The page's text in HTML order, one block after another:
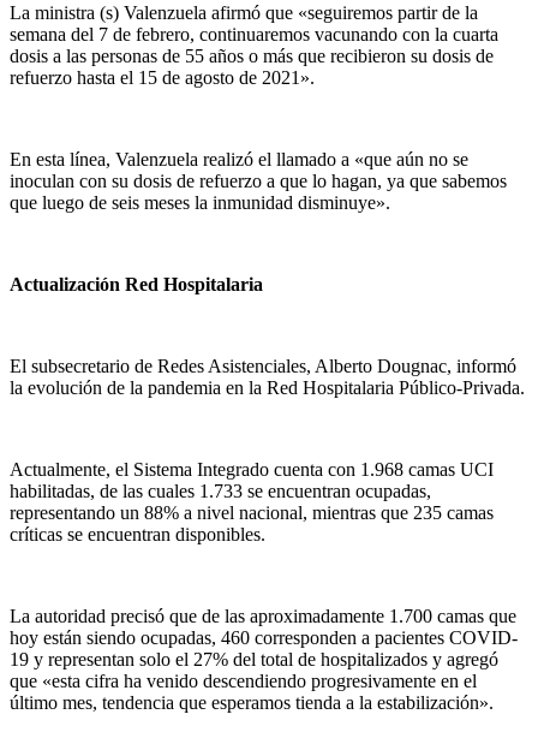
La ministra (s) Valenzuela afirmó que «seguiremos partir de la
semana del 7 de febrero, continuaremos vacunando con la cuarta
dosis a las personas de 55 años o más que recibieron su dosis de
refuerzo hasta el 15 de agosto de 2021».
En esta línea, Valenzuela realizó el llamado a «que aún no se
inoculan con su dosis de refuerzo a que lo hagan, ya que sabemos
que luego de seis meses la inmunidad disminuye».
Actualización Red Hospitalaria
El subsecretario de Redes Asistenciales, Alberto Dougnac, informó
la evolución de la pandemia en la Red Hospitalaria Público-Privada.
Actualmente, el Sistema Integrado cuenta con 1.968 camas UCI
habilitadas, de las cuales 1.733 se encuentran ocupadas,
representando un 88% a nivel nacional, mientras que 235 camas
críticas se encuentran disponibles.
La autoridad precisó que de las aproximadamente 1.700 camas que
hoy están siendo ocupadas, 460 corresponden a pacientes COVID-
19 y representan solo el 27% del total de hospitalizados y agregó
que «esta cifra ha venido descendiendo progresivamente en el
último mes, tendencia que esperamos tienda a la estabilización».